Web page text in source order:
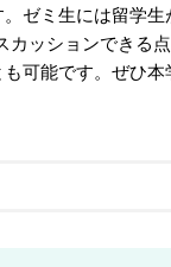
ゼミ生には留学
ッションできる
可能です。ぜひ